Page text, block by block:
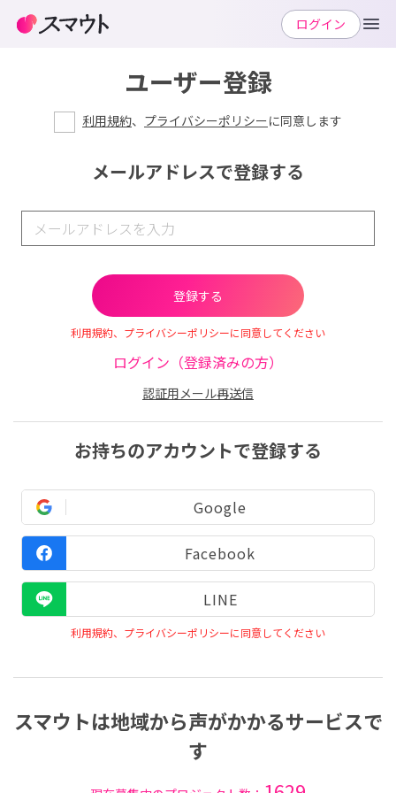
ユーザー登録
利用規約、 プライバシーポリシーに同意します
メールアドレスで登録する
利用規約、プライバシーポリシーに同意してください
ログイン（登録済みの方）
認証用メール再送信
お持ちのアカウントで登録する
Google
Facebook
LINE
利用規約、プライバシーポリシーに同意してください
スマウトは地域から声がかかるサービスで
す
ログイン